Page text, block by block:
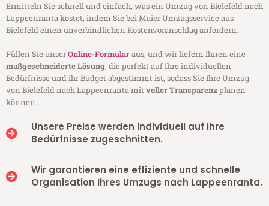
Ermitteln Sie schnell und einfach, was ein Umzug von Bielefeld nach
Lappeenranta kostet, indem Sie bei Maier Umzugsservice aus
Bielefeld einen unverbindlichen Kostenvoranschlag anfordern.
Füllen Sie unserOnline-Formularaus, und wir liefern Ihnen eine
maßgeschneiderte Lösung, die perfekt auf Ihre individuellen
Bedürfnisse und Ihr Budget abgestimmt ist, sodass Sie Ihre Umzug
von Bielefeld nach Lappeenranta mitvoller Transparenzplanen
können.
Unsere Preise werden individuell auf Ihre
Bedürfnisse zugeschnitten.
Wir garantieren eine effiziente und schnelle
Organisation Ihres Umzugs nach Lappeenranta.